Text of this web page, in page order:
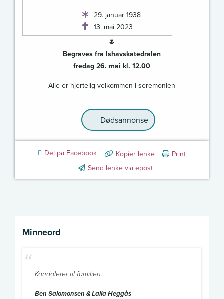
29. januar 1938
13. mai 2023
🌷
Begraves fra Ishavskatedralen
fredag 26. mai kl. 12.00
Alle er hjertelig velkommen i seremonien
Dødsannonse
Del på Facebook Kopier lenke
Print
Send lenke via epost
Minneord
Kondolerer til familien.
Ben Salomonsen & Laila Heggås